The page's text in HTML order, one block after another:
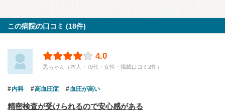
この病院の口コミ (18件)
4.0
黒ちゃん（本人・70代・女性・掲載口コミ2件）
内科 高血圧症 血圧が高い
精密検査が受けられるので安心感がある